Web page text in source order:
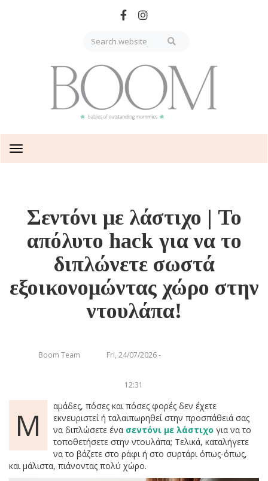
Toggle
navigation
Σεντόνι με λάστιχο | Το
απόλυτο hack για να το
διπλώνετε σωστά
εξοικονομώντας χώρο στην
ντουλάπα!
Boom Team Fri, 24/07/2026 -
12:31
Μ
αμάδες, πόσες και πόσες φορές δεν έχετε
εκνευριστεί ή ταλαιπωρηθεί στην προσπάθειά σας
να διπλώσετε ένα σεντόνι με λάστιχο για να το
τοποθετήσετε στην ντουλάπα; Τελικά, καταλήγετε
να το βάζετε στο ράφι ή στο συρτάρι όπως-όπως,
και μάλιστα, πιάνοντας πολύ χώρο.